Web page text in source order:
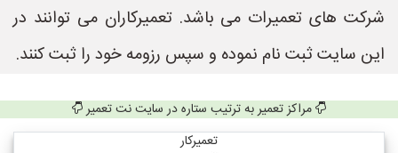
شرکت های تعمیرات می باشد. تعمیرکاران می توانند در
این سایت ثبت نام نموده و سپس رزومه خود را ثبت کنند.
مراکز تعمیر به ترتیب ستاره در سایت نت تعمیر
تعمیرکار